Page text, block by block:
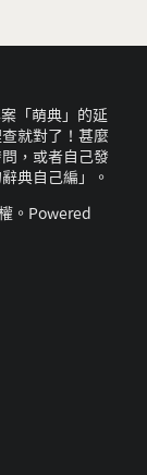
「萌典」的延
就對了！甚麼
，或者自己發
典自己編」。
。Powered